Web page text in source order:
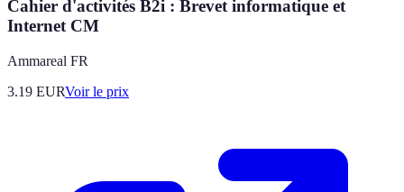
Cahier d'activités B2i : Brevet informatique et
Internet CM
Ammareal FR
3.19 EURVoir le prix